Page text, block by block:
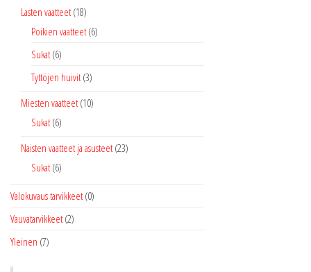
Lasten vaatteet (18)
Poikien vaatteet (6)
Sukat (6)
Tyttöjen huivit (3)
Miesten vaatteet (10)
Sukat (6)
Naisten vaatteet ja asusteet (23)
Sukat (6)
Valokuvaus tarvikkeet (0)
Vauvatarvikkeet (2)
Yleinen (7)